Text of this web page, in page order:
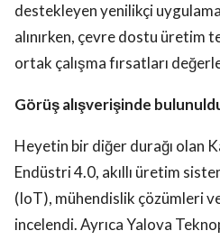
destekleyen yenilikçi
alınırken, çevre dostu üretim
ortak çalışma fırsatları
Görüş alışverişinde
Heyetin bir diğer durağı olan
Endüstri 4.0, akıllı üretim
(IoT), mühendislik çözümleri
incelendi. Ayrıca Yalova